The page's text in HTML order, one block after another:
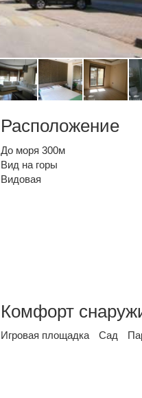
Расположение
До моря 300м
Вид на горы
Видовая
Комфорт
Игровая площадка Сад